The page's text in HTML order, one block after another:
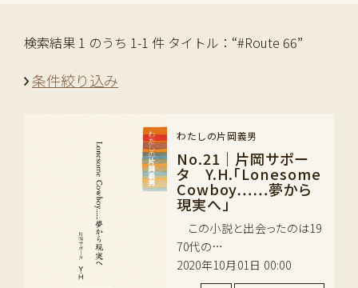
検索結果 1 のうち 1-1 件 タイトル：“#Route 66”
条件絞り込み
わたしの片岡義男
No.21｜片岡サポー
タ Y.H.「Lonesome
Cowboy……夢から
現実へ」
この小説と出会ったのは19
70代の…
2020年10月01日 00:00